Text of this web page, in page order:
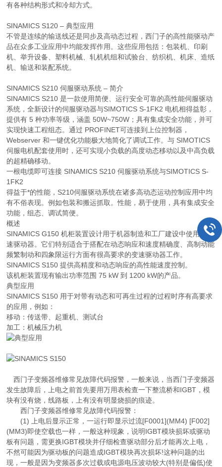
有各种结构形式和冷却方式。
SINAMICS S120 – 典型应用
不管是连续的输送线还是同步及高动态过程，西门子的高性能驱动产
品在众多工业应用中均能发挥作用。这些应用包括：包装机、印刷
机、举升设备、塑料机械、轧机机组和试验台、纺织机、机床、造纸
机、输送和装配系统。
SINAMICS S210 伺服驱动系统 – 简介
SINAMICS S210 是一款使用简便、运行安全可靠的高性能伺服驱动
系统，全新设计的伺服驱动器与SIMOTICS S-1FK2 电机相得益彰，
提供有 5 种功率等级，涵盖 50W~750W；具有集成安全功能，并可
实现快速工程组态。通过 PROFINET可连接到上位控制器，
Webserver 和一键优化功能极大地简化了调试工作。与 SIMOTICS
伺服电机配套使用时，还可实现小负载的高度动态移动以及中高负载
的超精确移动。
一根电缆即可连接 SINAMICS S210 伺服驱动系统与SIMOTICS S-
1FK2
得益于*的性能，S210伺服驱动系统在诸多高动态运动控制应用中均
有不俗表现。例如包装和搬运抓取。性能，易于使用，具有集成安全
功能，组态、调试简便。
概述
SINAMICS G150 机柜装置设计用于机器制造和工厂建设中使用的变
速驱动器。它们特别适合于搭配在动态响应和速度精确度、高制动能
频繁制动和四象限运行方面有很高要求的变速驱动器工作。
SINAMICS S150 提供高精度和动态响应的高性能速度控制。
该机柜装置现有输出功率范围 75 kW 到 1200 kW的产品。
典型应用
SINAMICS S150 用于对带有动态和可再生过程的过程时序有高要求
的应用，例如：
移动：传送带、起重机、测试台
加工：机械压力机
西门子变频器维修常见故障代码报警，一般来说，当西门子变频器
发生故障后，上电之前首先要用万用表检查一下整流桥和IGBT，模
块有没有烧，线路板，上有没有明显烧损的痕迹。
西门子变频器维修常见故障代码报警：
(1) 上电后显示正常，一运行即显示过流[F0001](MM4) [F002]
(MM3)即使空载也一样，一般这种现象，说明IGBT模块损坏或驱动
板有问题，需更换IGBT模块并仔细检查驱动部分后才能再次上电，
不然可能因为驱动板的问题造成IGBT模块再次损坏!这种问题的出
现，一般是因为变频器多次过载或电源电压波动较大(特别是偏低)使